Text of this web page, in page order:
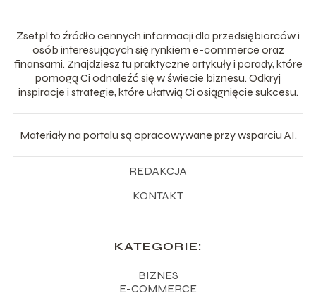
Zset.pl to źródło cennych informacji dla przedsiębiorców i
osób interesujących się rynkiem e-commerce oraz
finansami. Znajdziesz tu praktyczne artykuły i porady, które
pomogą Ci odnaleźć się w świecie biznesu. Odkryj
inspiracje i strategie, które ułatwią Ci osiągnięcie sukcesu.
Materiały na portalu są opracowywane przy wsparciu AI.
REDAKCJA
KONTAKT
KATEGORIE:
BIZNES
E-COMMERCE